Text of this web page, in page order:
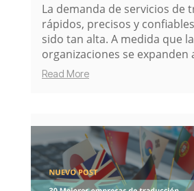
La demanda de servicios de
rápidos, precisos y
sido tan alta. A medida que
organizaciones se expanden
Read More